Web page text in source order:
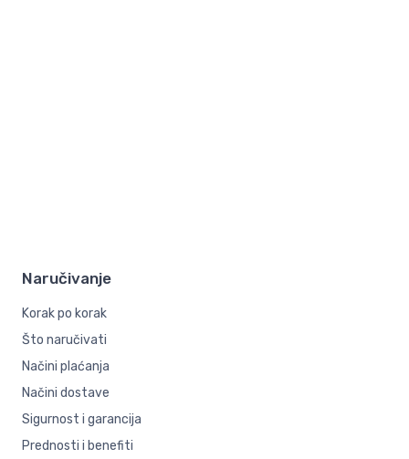
Naručivanje
Korak po korak
Što naručivati
Načini plaćanja
Načini dostave
Sigurnost i garancija
Prednosti i benefiti